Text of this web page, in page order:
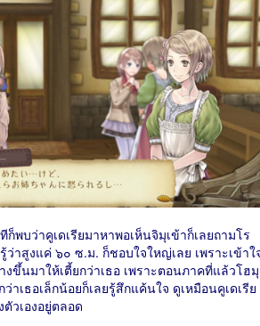
ก็พบว่าคูเดเรียมาหาพอเห็นจิมุเข้าก็เลยถามโร
ว่าสูงแค่ ๖๐ ซ.ม. ก็ชอบใจใหญ่เลย เพราะเข้าใ
ขึ้นมาให้เตี้ยกว่าเธอ เพราะตอนภาคที่แล้วโฮมุ
เธอเล็กน้อยก็เลยรู้สึกแค้นใจ ดูเหมือนคูเดเรีย
วเองอยู่ตลอด